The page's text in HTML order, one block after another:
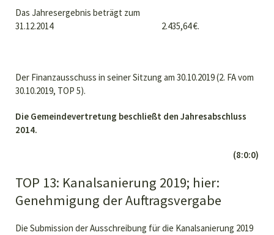
Das Jahresergebnis beträgt zum
31.12.2014 2.435,64 €.
Der Finanzausschuss in seiner Sitzung am 30.10.2019 (2. FA vom
30.10.2019, TOP 5).
Die Gemeindevertretung beschließt den Jahresabschluss
2014.
(8:0:0)
TOP 13: Kanalsanierung 2019; hier:
Genehmigung der Auftragsvergabe
Die Submission der Ausschreibung für die Kanalsanierung 2019